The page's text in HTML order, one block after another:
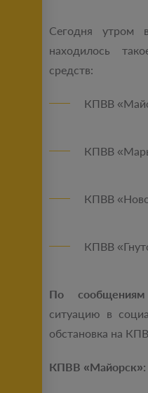
Сегодня
находилось
средств:
КПВВ
КПВВ
КПВВ
КПВВ
По сообщениям
ситуацию в
обстановка на
КПВВ «Майорск»: